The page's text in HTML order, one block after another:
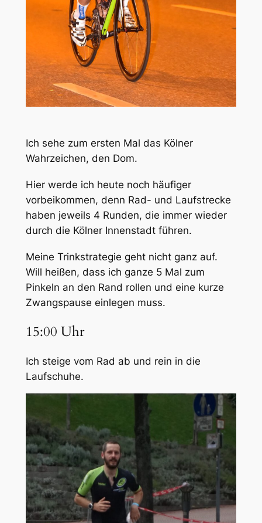
Ich sehe zum ersten Mal das Kölner
Wahrzeichen, den Dom.
Hier werde ich heute noch häufiger
vorbeikommen, denn Rad- und Laufstrecke
haben jeweils 4 Runden, die immer wieder
durch die Kölner Innenstadt führen.
Meine Trinkstrategie geht nicht ganz auf.
Will heißen, dass ich ganze 5 Mal zum
Pinkeln an den Rand rollen und eine kurze
Zwangspause einlegen muss.
15:00 Uhr
Ich steige vom Rad ab und rein in die
Laufschuhe.